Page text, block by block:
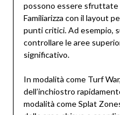
possono essere
Familiarizza con il layout
punti critici. Ad esempio,
controllare le aree
significativo.
In modalità come Turf
dell’inchiostro
modalità come Splat